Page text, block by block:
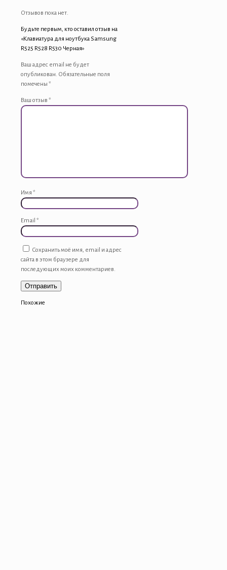
Отзывов пока нет.
Будьте первым, кто оставил отзыв на
«Клавиатура для ноутбука Samsung
R525 R528 R530 Черная»
Ваш адрес email не будет
опубликован. Обязательные поля
помечены *
Ваш отзыв *
Имя *
Email *
Сохранить моё имя, email и адрес
сайта в этом браузере для
последующих моих комментариев.
Похожие